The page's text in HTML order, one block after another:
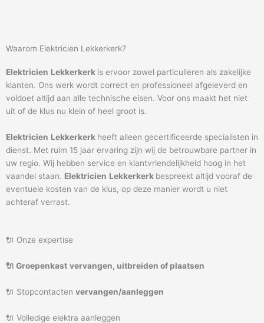
Waarom Elektricien Lekkerkerk?
Elektricien Lekkerkerk is ervoor zowel particulieren als zakelijke
klanten. Ons werk wordt correct en professioneel afgeleverd en
voldoet altijd aan alle technische eisen. Voor ons maakt het niet
uit of de klus nu klein of heel groot is.
Elektricien Lekkerkerk heeft alleen gecertificeerde specialisten in
dienst. Met ruim 15 jaar ervaring zijn wij de betrouwbare partner in
uw regio. Wij hebben service en klantvriendelijkheid hoog in het
vaandel staan. Elektricien Lekkerkerk bespreekt altijd vooraf de
eventuele kosten van de klus, op deze manier wordt u niet
achteraf verrast.
🔌 Onze expertise
🔌 Groepenkast vervangen, uitbreiden of plaatsen
🔌 Stopcontacten vervangen/aanleggen
🔌 Volledige elektra aanleggen